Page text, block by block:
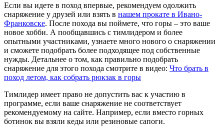
Если вы идете в поход впервые, рекомендуем одолжить
снаряжение у друзей или взять в нашем прокате в Ивано-
Франковске. После похода вы поймете, что горы – это ваше
новое хобби. А пообщавшись с тимлидером и более
опытными участниками, узнаете много нового о снаряжении
и сможете подобрать более подходящее под собственные
нужды. Детальнее о том, как правильно подобрать
снаряжение для этого похода смотрите в видео: Что брать в
поход летом, как собрать рюкзак в горы
Тимлидер имеет право не допустить вас к участию в
программе, если ваше снаряжение не соответствует
рекомендуемому на сайте. Например, если вместо горных
ботинок вы взяли кеды или резиновые сапоги.